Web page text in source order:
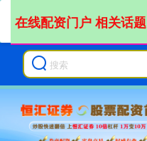
在线配资门户 相关话题